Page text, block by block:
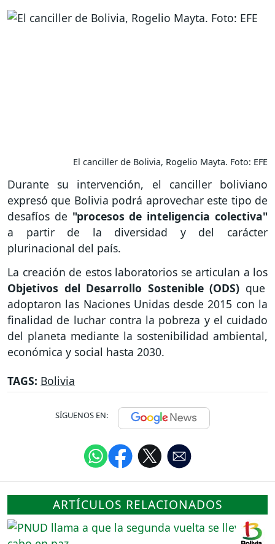
El canciller de Bolivia, Rogelio Mayta. Foto: EFE
Durante su intervención, el canciller boliviano
expresó que Bolivia podrá aprovechar este tipo de
desafíos de "procesos de inteligencia colectiva"
a partir de la diversidad y del carácter
plurinacional del país.
La creación de estos laboratorios se articulan a los
Objetivos del Desarrollo Sostenible (ODS) que
adoptaron las Naciones Unidas desde 2015 con la
finalidad de luchar contra la pobreza y el cuidado
del planeta mediante la sostenibilidad ambiental,
económica y social hasta 2030.
TAGS: Bolivia
SÍGUENOS EN:
ARTÍCULOS RELACIONADOS